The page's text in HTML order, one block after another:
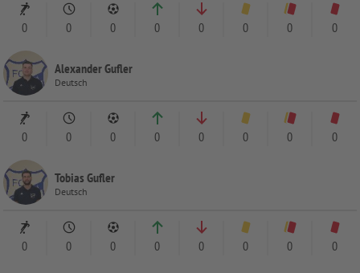
0 0 0 0 0 0 0 0
Alexander Gufler
Deutsch
0 0 0 0 0 0 0 0
Tobias Gufler
Deutsch
0 0 0 0 0 0 0 0